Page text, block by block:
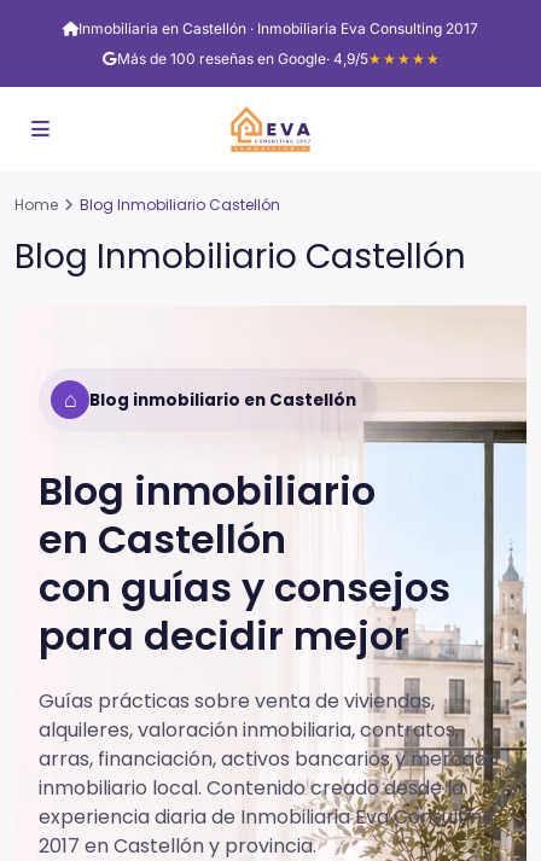
Inmobiliaria en Castellón · Inmobiliaria Eva Consulting 2017
Más de 100 reseñas en Google· 4,9/5★★★★★
Home Blog Inmobiliario Castellón
Blog Inmobiliario Castellón
⌂ Blog inmobiliario en Castellón
Blog inmobiliario
en Castellón
con guías y consejos
para decidir mejor
Guías prácticas sobre venta de viviendas,
alquileres, valoración inmobiliaria, contratos,
arras, financiación, activos bancarios y mercado
inmobiliario local. Contenido creado desde la
experiencia diaria de Inmobiliaria Eva Consulting
2017 en Castellón y provincia.